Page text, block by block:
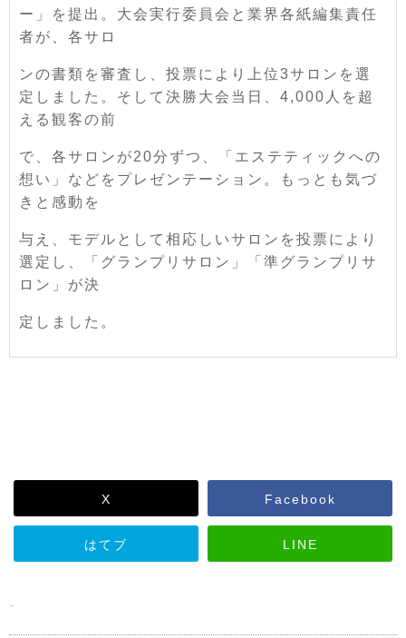
ー」を提出。大会実行委員会と業界各紙編集責任
者が、各サロ
ンの書類を審査し、投票により上位3サロンを選
定しました。そして決勝大会当日、4,000人を超
える観客の前
で、各サロンが20分ずつ、「エステティックへの
想い」などをプレゼンテーション。もっとも気づ
きと感動を
与え、モデルとして相応しいサロンを投票により
選定し、「グランプリサロン」「準グランプリサ
ロン」が決
定しました。
X Facebook
はてブ LINE
-